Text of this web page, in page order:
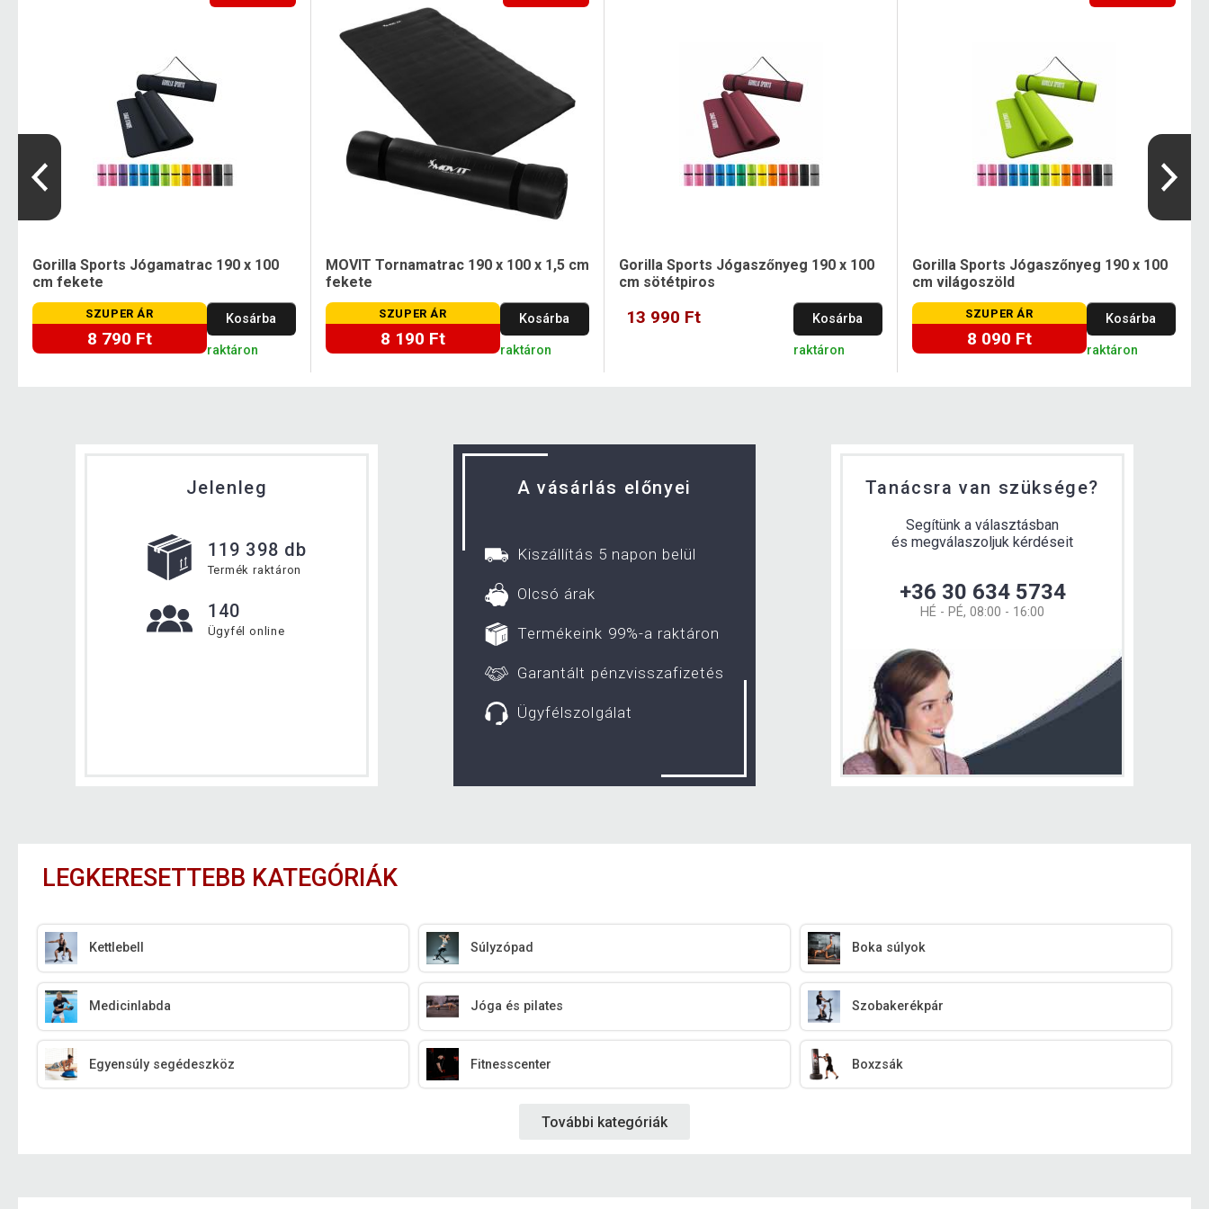
Gorilla Sports Jógamatrac 190 x 100
cm fekete
SZUPER ÁR
8 790 Ft
Kosárba
raktáron
MOVIT Tornamatrac 190 x 100 x 1,5 cm
fekete
SZUPER ÁR
8 190 Ft
Kosárba
raktáron
Gorilla Sports Jógaszőnyeg 190 x 100
cm sötétpiros
13 990 Ft Kosárba
raktáron
Gorilla Sports Jógaszőnyeg 190 x 100
cm világoszöld
SZUPER ÁR
8 090 Ft
Kosárba
raktáron
Jelenleg
119 398 db
Termék raktáron
140
Ügyfél online
A vásárlás előnyei
Kiszállítás 5 napon belül
Olcsó árak
Termékeink 99%-a raktáron
Garantált pénzvisszafizetés
Ügyfélszolgálat
Tanácsra van szüksége?
Segítünk a választásban
és megválaszoljuk kérdéseit
+36 30 634 5734
HÉ - PÉ, 08:00 - 16:00
LEGKERESETTEBB KATEGÓRIÁK
Kettlebell Súlyzópad Boka súlyok
Medicinlabda Jóga és pilates Szobakerékpár
Egyensúly segédeszköz Fitnesscenter Boxzsák
További kategóriák